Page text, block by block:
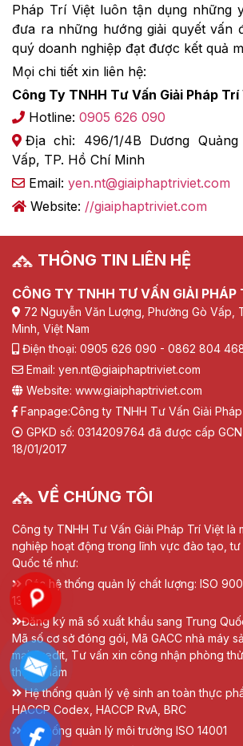
Pháp Trí Việt luôn tận dụng những
đưa ra những hướng giải quyết vấn
quý doanh nghiệp đạt được kết quả
Mọi chi tiết xin liên hệ:
Công Ty TNHH Tư Vấn Giải Pháp
Hotline: 0905 626 090
Địa chỉ: 496/1/4B Dương
Vấp, TP. Hồ Chí Minh
Email: yen.nt@giaiphaptriviet.com
Website: //giaiphaptriviet.com
THÔNG TIN LIÊN HỆ
CÔNG TY TNHH TƯ VẤN GIẢI PHÁP
72 Nguyễn Văn Lượng, Phường Gò Vấp,
Minh, Việt Nam
Điện thoại: 0905 626 090 - 0862 804
Email: yen.nt@giaiphaptriviet.com
Website: www.giaiphaptriviet.com
Fanpage:Công ty TNHH Tư Vấn Giải
GPKD số: 0314209764 đã được cấp
18/01/2017
VỀ CHÚNG TÔI
Công ty TNHH Tư Vấn Giải Pháp Trí Việt là
nghiệp hoạt động trong lĩnh vực đào tạo,
Quốc tế như:
Các hệ thống quản lý chất lượng: ISO
13485
Đăng ký mã số xuất khẩu sang Trung
Mã số cơ sở đóng gói, Mã GACC nhà máy
mại Credit, Tư vấn xin công nhận phòng
thực phẩm
Hệ thống quản lý vệ sinh an toàn thực
HACCP Codex, HACCP RvA, BRC
Hệ thống quản lý môi trường ISO 14001